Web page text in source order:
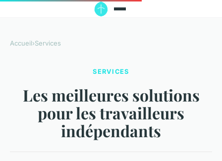
Accueil›Services
SERVICES
Les meilleures solutions
pour les travailleurs
indépendants